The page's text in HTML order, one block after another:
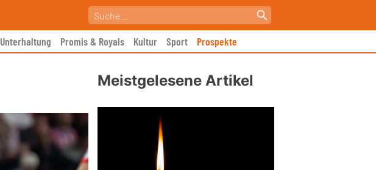
Unterhaltung Promis & Royals Kultur Sport Prospekte
Meistgelesene Artikel